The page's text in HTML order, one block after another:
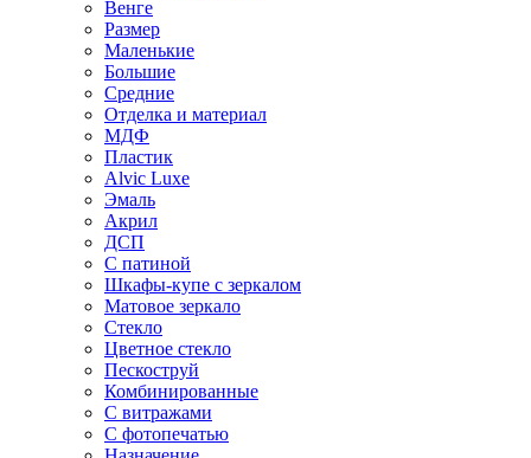
Венге
Размер
Маленькие
Большие
Средние
Отделка и материал
МДФ
Пластик
Alvic Luxe
Эмаль
Акрил
ДСП
С патиной
Шкафы-купе с зеркалом
Матовое зеркало
Стекло
Цветное стекло
Пескоструй
Комбинированные
С витражами
С фотопечатью